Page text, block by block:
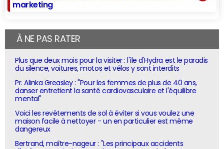
marketing
À NE PAS RATER
Plus que deux mois pour la visiter : l'île d'Hydra est le paradis
du silence, voitures, motos et vélos y sont interdits
Pr. Alinka Greasley : "Pour les femmes de plus de 40 ans,
danser entretient la santé cardiovasculaire et l'équilibre
mental"
Voici les revêtements de sol à éviter si vous voulez une
maison facile à nettoyer - un en particulier est même
dangereux
Bertrand, maître-nageur : "Les principaux accidents